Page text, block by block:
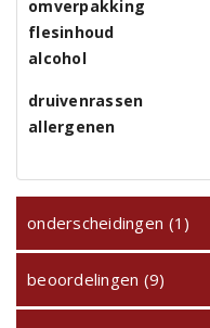
omverpakking
flesinhoud
alcohol
druivenrassen
allergenen
onderscheidingen (1)
beoordelingen (9)